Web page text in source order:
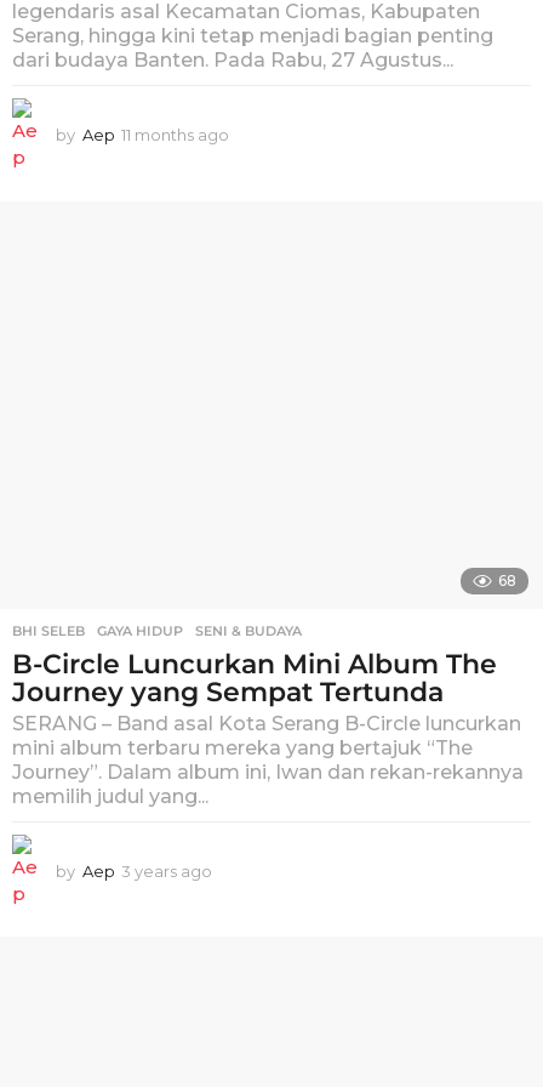
legendaris asal Kecamatan Ciomas, Kabupaten
Serang, hingga kini tetap menjadi bagian penting
dari budaya Banten. Pada Rabu, 27 Agustus...
by Aep 11 months ago
68
BHI SELEB ,GAYA HIDUP ,SENI & BUDAYA
B-Circle Luncurkan Mini Album The
Journey yang Sempat Tertunda
SERANG – Band asal Kota Serang B-Circle luncurkan
mini album terbaru mereka yang bertajuk “The
Journey”. Dalam album ini, Iwan dan rekan-rekannya
memilih judul yang...
by Aep 3 years ago